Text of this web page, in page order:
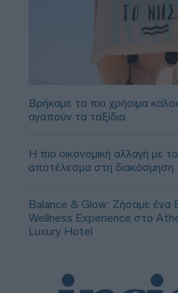
Βρήκαμε τα πιο χρήσιμα
αγαπούν τα ταξίδια
Η πιο οικονομική αλλαγή με
αποτέλεσμα στη διακόσμηση
Balance & Glow: Ζήσαμε ένα
Wellness Experience στο
Luxury Hotel